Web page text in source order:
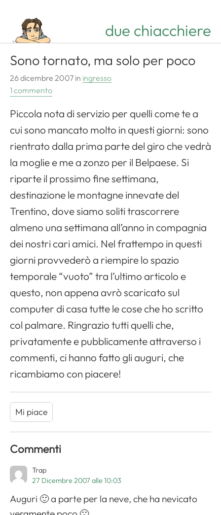
due chiacchiere
Sono tornato, ma solo per poco
26 dicembre 2007 in ingresso
1 commento
Piccola nota di servizio per quelli come te a
cui sono mancato molto in questi giorni: sono
rientrato dalla prima parte del giro che vedrà
la moglie e me a zonzo per il Belpaese. Si
riparte il prossimo fine settimana,
destinazione le montagne innevate del
Trentino, dove siamo soliti trascorrere
almeno una settimana all’anno in compagnia
dei nostri cari amici. Nel frattempo in questi
giorni provvederò a riempire lo spazio
temporale “vuoto” tra l’ultimo articolo e
questo, non appena avrò scaricato sul
computer di casa tutte le cose che ho scritto
col palmare. Ringrazio tutti quelli che,
privatamente e pubblicamente attraverso i
commenti, ci hanno fatto gli auguri, che
ricambiamo con piacere!
Mi piace
Commenti
Trap
27 Dicembre 2007 alle 10:03
Auguri 🙂 a parte per la neve, che ha nevicato